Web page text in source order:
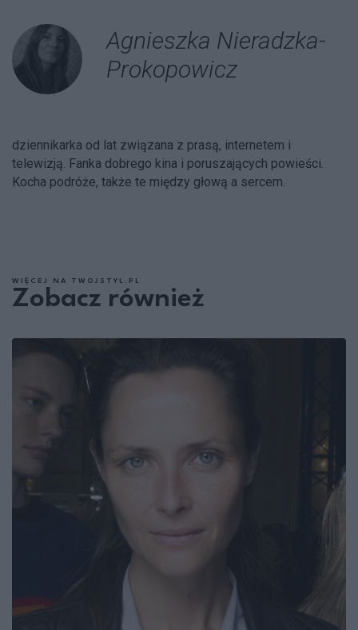
Agnieszka Nieradzka-
Prokopowicz
dziennikarka od lat związana z prasą, internetem i
telewizją. Fanka dobrego kina i poruszających powieści.
Kocha podróże, także te między głową a sercem.
WIĘCEJ NA TWOJSTYL.PL
Zobacz również